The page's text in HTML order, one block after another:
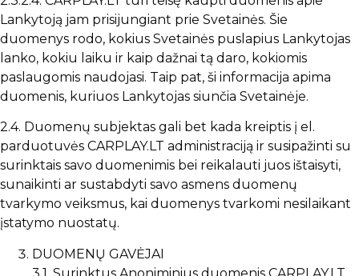
Lankytoją jam prisijungiant prie Svetainės. Šie
duomenys rodo, kokius Svetainės puslapius Lankytojas
lanko, kokiu laiku ir kaip dažnai tą daro, kokiomis
paslaugomis naudojasi. Taip pat, ši informacija apima
duomenis, kuriuos Lankytojas siunčia Svetainėje.
2.4. Duomenų subjektas gali bet kada kreiptis į el.
parduotuvės CARPLAY.LT administraciją ir susipažinti su
surinktais savo duomenimis bei reikalauti juos ištaisyti,
sunaikinti ar sustabdyti savo asmens duomenų
tvarkymo veiksmus, kai duomenys tvarkomi nesilaikant
įstatymo nuostatų.
DUOMENŲ GAVĖJAI
3.1. Surinktus Anoniminius duomenis CARPLAY.LT